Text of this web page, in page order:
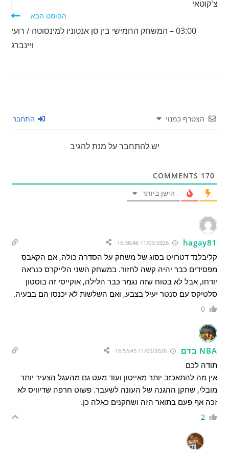
צ'קוטאי
הפוסט הבא
03:00 – המשחק החמישי בין סן אנטוניו למינסוטה / רועי
ויינברג
הצטרף כמנוי התחבר
יש להתחבר על מנת להגיב
170
הישן ביותר
hagay81
11/05/2026 16:38:46
קליבלנד דטרויט בסוג של משחק על הסדרה כולה, אם הקאבס
מפסידים כבר יהיה קשה לחזור. במשחק השני הלייקרס כנראה
יודחו, אבל לא בטוח שזה נגמר כבר הלילה, אוקייסי זה בוסטון
סלטיקס עם סנטר יעיל בצבע, ואם השלשות לא יכנסו הם בבעיה.
0
NBA בדם 11/05/2026 16:53:45
תודה לכם
אין מה להתאכזב יותר מאייטון ועוד מעט גם מהעגל הצעיר יותר
מובלי, שחקן ההגנה של העונה לשעבר. פשוט חרפה שדיוויס לא
זכה אף פעם בתואר הזה ושחקנים כאלה כן.
2